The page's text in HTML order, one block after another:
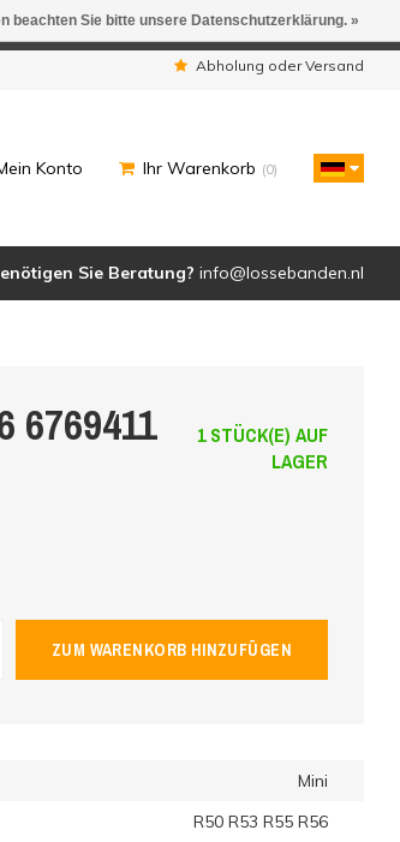
Abholung oder Versand
Konto Ihr Warenkorb (0)
Sie Beratung? info@lossebanden.nl
6769411
1 STÜCK(E) AUF
LAGER
ZUM WARENKORB HINZUFÜGEN
Mini
R50 R53 R55 R56
beachten Sie bitte unsere Datenschutzerklärung. »